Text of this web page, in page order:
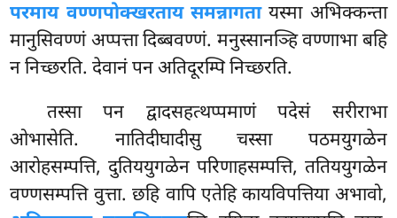
परमाय वण्णपोक्खरताय समन्नागतायस्मा अभिक्कन्ता
मानुसिवण्णं अप्पत्ता दिब्बवण्णं. मनुस्सानञ्हि वण्णाभा बहि
न निच्छरति. देवानं पन अतिदूरम्पि निच्छरति.
तस्सा पन द्वादसहत्थप्पमाणं पदेसं सरीराभा
ओभासेति. नातिदीघादीसु चस्सा पठमयुगळेन
आरोहसम्पत्ति, दुतिययुगळेन परिणाहसम्पत्ति, ततिययुगळेन
वण्णसम्पत्ति वुत्ता. छहि वापि एतेहि कायविपत्तिया अभावो,